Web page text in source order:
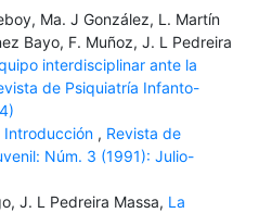
Ma. J González, L. Martín
Bayo, F. Muñoz, J. L Pedreira
interdisciplinar ante la
de Psiquiatría Infanto-
Introducción , Revista de
Núm. 3 (1991): Julio-
J. L Pedreira Massa, La